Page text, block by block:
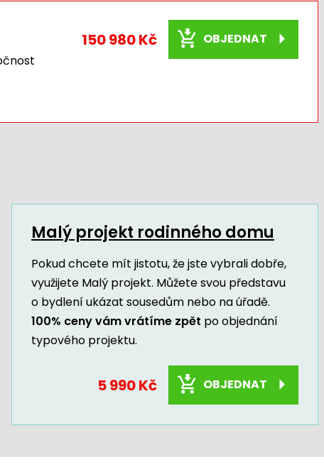
150 980 Kč OBJEDNAT
Malý projekt rodinného domu
Pokud chcete mít jistotu, že jste vybrali dobře,
využijete Malý projekt. Můžete svou představu
o bydlení ukázat sousedům nebo na úřadě.
100% ceny vám vrátíme zpět po objednání
typového projektu.
5 990 Kč OBJEDNAT